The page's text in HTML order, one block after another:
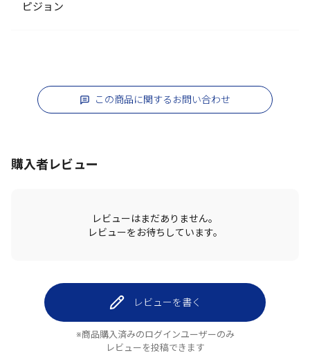
ピジョン
この商品に関するお問い合わせ
購入者レビュー
レビューはまだありません。
レビューをお待ちしています。
レビューを書く
※商品購入済みのログインユーザーのみ
レビューを投稿できます